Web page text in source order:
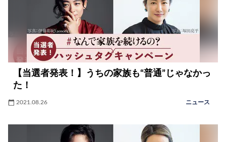
【当選者発表！】うちの家族も“普通”じゃなかっ
た！
2021.08.26 ニュース